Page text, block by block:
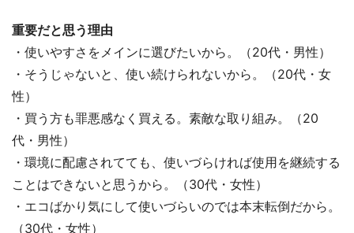
重要だと思う理由
・使いやすさをメインに選びたいから。（20代・男性）
・そうじゃないと、使い続けられないから。（20代・女
性）
・買う方も罪悪感なく買える。素敵な取り組み。（20
代・男性）
・環境に配慮されてても、使いづらければ使用を継続する
ことはできないと思うから。（30代・女性）
・エコばかり気にして使いづらいのでは本末転倒だから。
（30代・女性）